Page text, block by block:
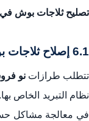
تصليح ثلاجات بوش
6.1 إصلاح ثلاجات بوش نو فروست دبي (ثلاجة منع التجمد)
تتطلب طرازاتنو
نظام التبريد الخاص
في معالجة مشاكل